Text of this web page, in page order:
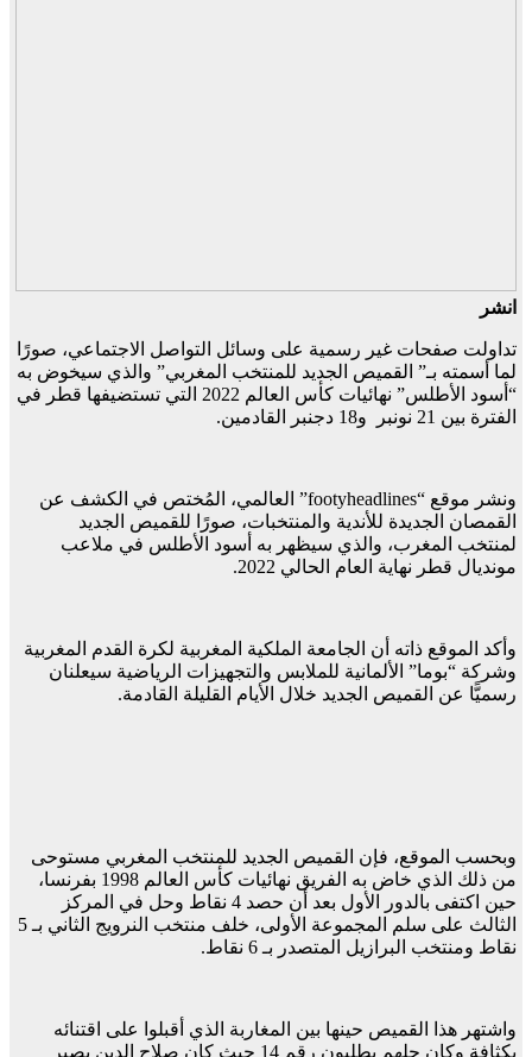
انشر
تداولت صفحات غير رسمية على وسائل التواصل الاجتماعي، صورًا
لما أسمته بـ” القميص الجديد للمنتخب المغربي” والذي سيخوض به
“أسود الأطلس” نهائيات كأس العالم 2022 التي تستضيفها قطر في
الفترة بين 21 نونبر و18 دجنبر القادمين.
ونشر موقع “footyheadlines” العالمي، المُختص في الكشف عن
القمصان الجديدة للأندية والمنتخبات، صورًا للقميص الجديد
لمنتخب المغرب، والذي سيظهر به أسود الأطلس في ملاعب
مونديال قطر نهاية العام الحالي 2022.
وأكد الموقع ذاته أن الجامعة الملكية المغربية لكرة القدم المغربية
وشركة “بوما” الألمانية للملابس والتجهيزات الرياضية سيعلنان
رسميًّا عن القميص الجديد خلال الأيام القليلة القادمة.
وبحسب الموقع، فإن القميص الجديد للمنتخب المغربي مستوحى
من ذلك الذي خاض به الفريق نهائيات كأس العالم 1998 بفرنسا،
حين اكتفى بالدور الأول بعد أن حصد 4 نقاط وحل في المركز
الثالث على سلم المجموعة الأولى، خلف منتخب النرويج الثاني بـ 5
نقاط ومنتخب البرازيل المتصدر بـ 6 نقاط.
واشتهر هذا القميص حينها بين المغاربة الذي أقبلوا على اقتنائه
بكثافة وكان جلهم يطلبون رقم 14 حيث كان صلاح الدين بصير